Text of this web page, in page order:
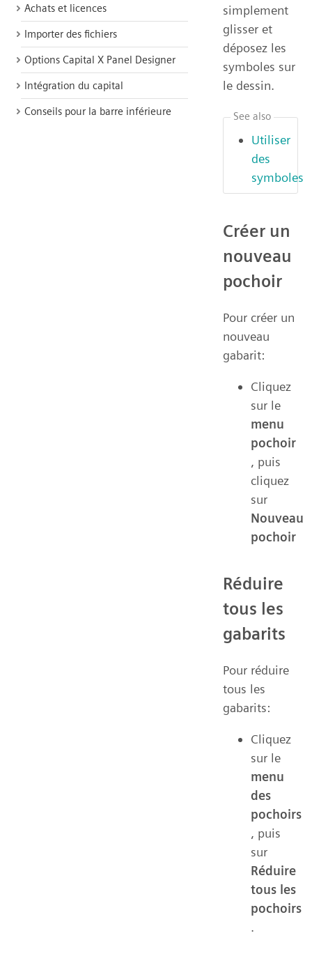
Achats et licences
Importer des fichiers
Options Capital X Panel Designer
Intégration du capital
Conseils pour la barre inférieure
simplement
glisser et
déposez les
symboles sur
le dessin.
Utiliser
des
symboles
See also
Créer un
nouveau
pochoir
Pour créer un
nouveau
gabarit:
Cliquez
sur le
menu
pochoir
, puis
cliquez
sur
Nouveau
pochoir
Réduire
tous les
gabarits
Pour réduire
tous les
gabarits:
Cliquez
sur le
menu
des
pochoirs
, puis
sur
Réduire
tous les
pochoirs
.